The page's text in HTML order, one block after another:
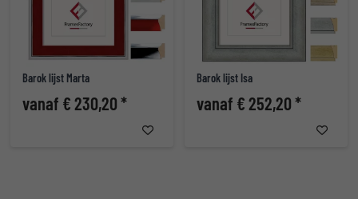
Barok lijst Marta
vanaf € 230,20 *
Barok lijst Isa
vanaf € 252,20 *